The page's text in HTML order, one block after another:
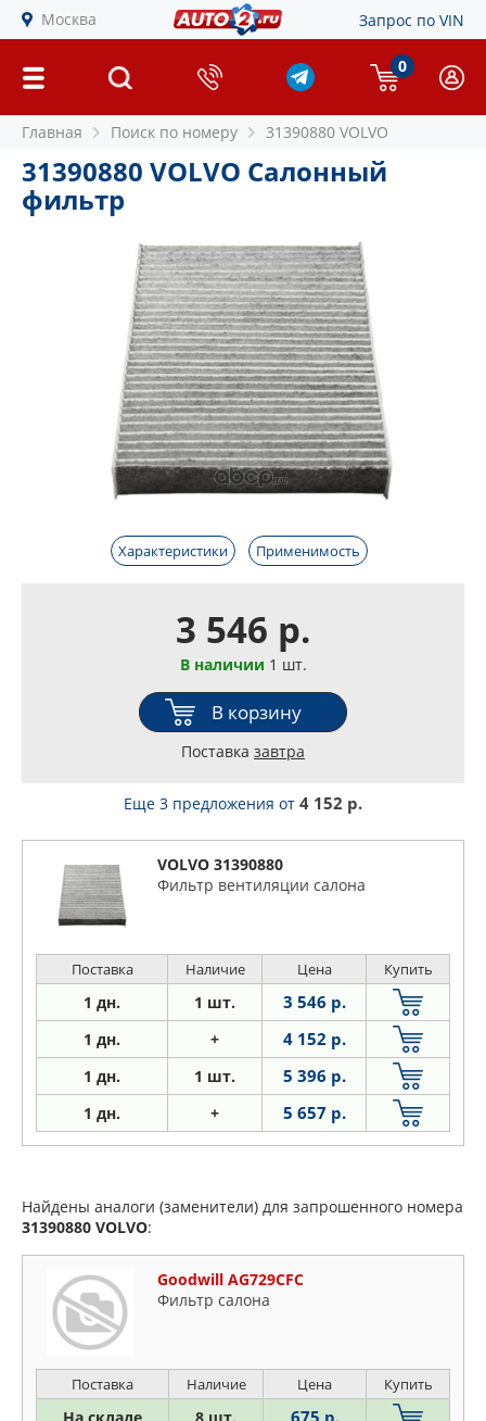
Москва Запрос по VIN
0
Главная Поиск по номеру 31390880 VOLVO
31390880 VOLVO Салонный
фильтр
Характеристики Применимость
3 546 р.
В наличии 1 шт.
В корзину
Поставка завтра
Еще 3 предложения от 4 152 р.
VOLVO 31390880
Фильтр вентиляции салона
Поставка Наличие Цена Купить
1 дн. 1 шт. 3 546 р.
1 дн. + 4 152 р.
1 дн. 1 шт. 5 396 р.
1 дн. + 5 657 р.
Найдены аналоги (заменители) для запрошенного номера
31390880 VOLVO:
Goodwill AG729CFC
Фильтр салона
Поставка Наличие Цена Купить
675 р.